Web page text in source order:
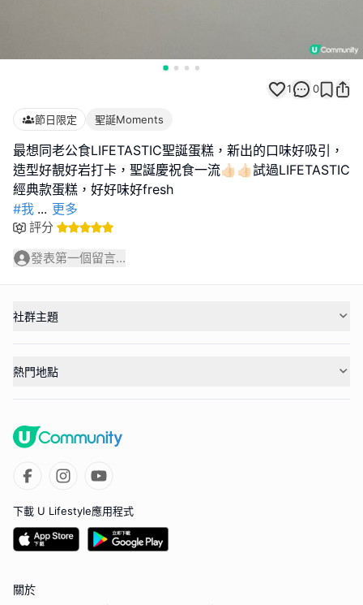
1 0
節日限定 聖誕Moments
最想同老公食LIFETASTIC聖誕蛋糕，新出的口味好吸引，
造型好靚好岩打卡，聖誕慶祝食一流👍🏻👍🏻試過LIFETASTIC
#我 ... 更多
評分
發表第一個留言...
社群主題
熱門地點
下載 U Lifestyle應用程式
關於